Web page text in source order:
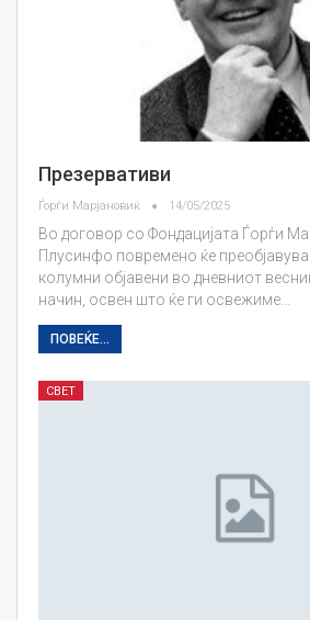
Презервативи
Ѓорѓи Марјановиќ 14/05/2025
Во договор со Фондацијата Ѓорѓи
Плусинфо повремено ќе
колумни објавени во дневниот
начин, освен што ќе ги освежиме…
ПОВЕЌЕ...
СВЕТ